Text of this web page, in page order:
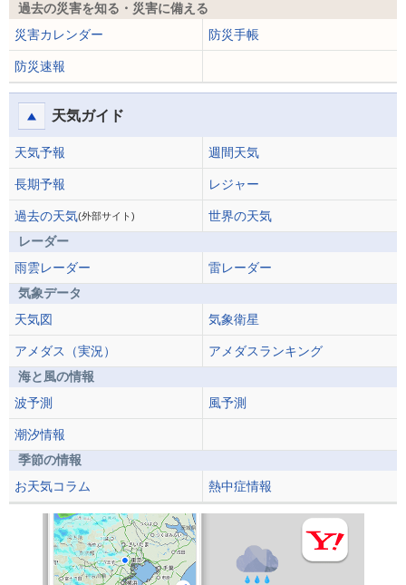
過去の災害を知る・災害に備える
災害カレンダー
防災手帳
防災速報
天気ガイド
天気予報 週間天気
長期予報 レジャー
過去の天気(外部サイト)
世界の天気
レーダー
雨雲レーダー
雷レーダー
気象データ
天気図
気象衛星
アメダス（実況）
アメダスランキング
海と風の情報
波予測
風予測
潮汐情報
季節の情報
お天気コラム
熱中症情報